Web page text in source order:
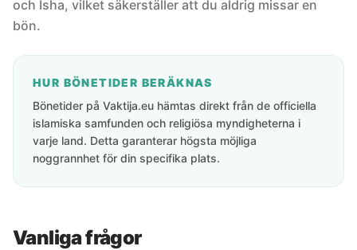
och Isha, vilket säkerställer att du aldrig missar en
bön.
HUR BÖNETIDER BERÄKNAS
Bönetider på Vaktija.eu hämtas direkt från de officiella
islamiska samfunden och religiösa myndigheterna i
varje land. Detta garanterar högsta möjliga
noggrannhet för din specifika plats.
Vanliga frågor